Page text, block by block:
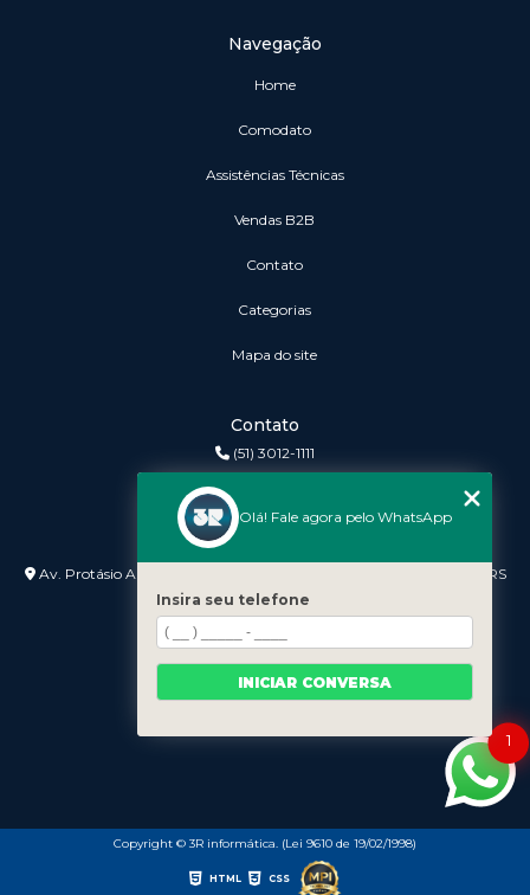
Navegação
Home
Comodato
Assistências Técnicas
vendas B2B
Contato
Categorias
Mapa do site
Contato
(51) 3012-1111
Endereço
Av. Protásio Alves nº 3240 Lojas 7 e 8 - Petrópolis - Porto Alegre - RS
- 90410-007
Copyright © 3R informática. (Lei 9610 de 19/02/1998)
HTML CSS
1
Olá! Fale agora pelo WhatsApp
Insira seu telefone
INICIAR CONVERSA